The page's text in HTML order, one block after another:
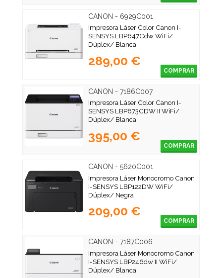
CANON - 6929C001
Impresora Láser Color Canon I-
SENSYS LBP647Cdw WiFi/
Dúplex/ Blanca
289,00 €
COMPRAR
CANON - 7186C007
Impresora Láser Color Canon I-
SENSYS LBP673CDW II WiFi/
Dúplex/ Blanca
395,00 €
COMPRAR
CANON - 5620C001
Impresora Láser Monocromo Canon
I-SENSYS LBP122DW WiFi/
Dúplex/ Negra
209,00 €
COMPRAR
CANON - 7187C006
Impresora Láser Monocromo Canon
I-SENSYS LBP246dw II WiFi/
Dúplex/ Blanca